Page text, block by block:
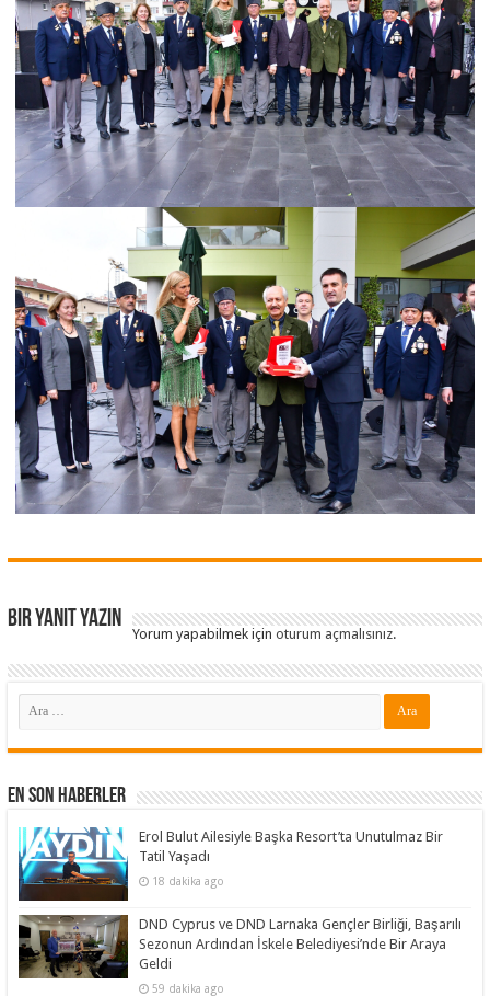
Bir yanıt yazın
Yorum yapabilmek içinoturum açmalısınız.
En Son Haberler
Erol Bulut Ailesiyle Başka Resort’ta Unutulmaz Bir
Tatil Yaşadı
18 dakika ago
DND Cyprus ve DND Larnaka Gençler Birliği, Başarılı
Sezonun Ardından İskele Belediyesi’nde Bir Araya
Geldi
59 dakika ago